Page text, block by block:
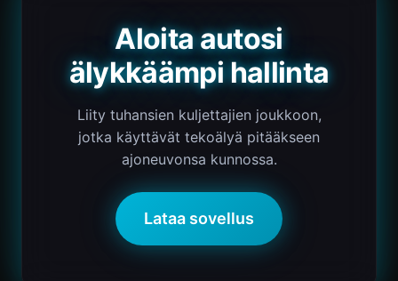
Aloita autosi
älykkäämpi hallinta
Liity tuhansien kuljettajien joukkoon,
jotka käyttävät tekoälyä pitääkseen
ajoneuvonsa kunnossa.
Lataa sovellus